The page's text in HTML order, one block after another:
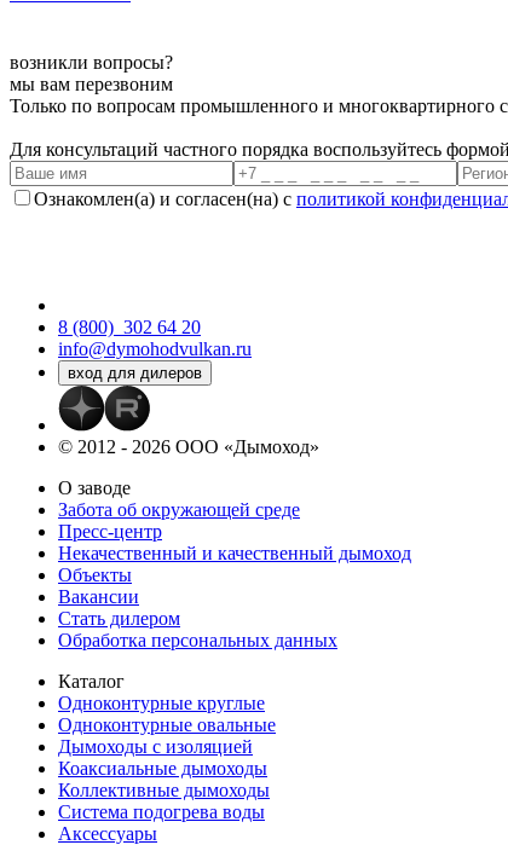
возникли вопросы?
мы вам перезвоним
Только по вопросам промышленного и многоквартирного
Для консультаций частного порядка воспользуйтесь
Ознакомлен(а) и согласен(на) с политикой
8 (800) 302 64 20
info@dymohodvulkan.ru
© 2012 - 2026 ООО «Дымоход»
О заводе
Забота об окружающей среде
Пресс-центр
Некачественный и качественный дымоход
Объекты
Вакансии
Стать дилером
Обработка персональных данных
Каталог
Одноконтурные круглые
Одноконтурные овальные
Дымоходы с изоляцией
Коаксиальные дымоходы
Коллективные дымоходы
Система подогрева воды
Аксессуары